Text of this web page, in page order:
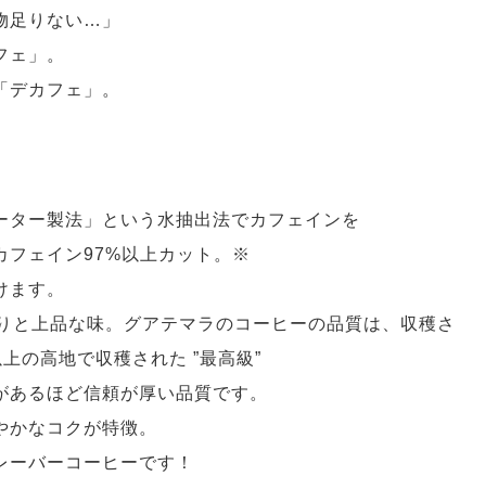
足りない…」
」。
カフェ」。
ー製法」という水抽出法でカフェインを
フェイン97%以上カット。※
す。
上品な味。グアテマラのコーヒーの品質は、収穫さ
の高地で収穫された ”最高級”
るほど信頼が厚い品質です。
なコクが特徴。
バーコーヒーです！